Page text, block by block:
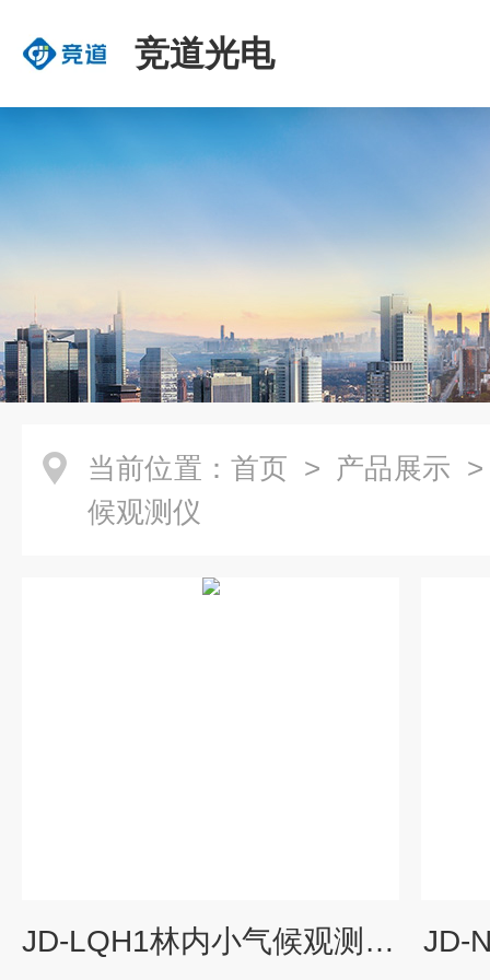
竞道光电
当前位置： 首页 > 产品展示
候观测仪
JD-LQH1林内小气候观测系统 JD-